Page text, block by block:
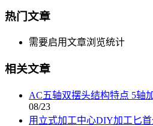
热门文章
需要启用文章浏览统计
相关文章
AC五轴双摆头结构特点 5轴
08/23
用立式加工中心DIY加工匕